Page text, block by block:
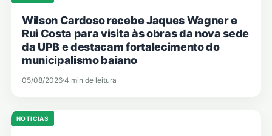
Wilson Cardoso recebe Jaques Wagner e
Rui Costa para visita às obras da nova sede
da UPB e destacam fortalecimento do
municipalismo baiano
05/08/2026 4 min de leitura
NOTICIAS